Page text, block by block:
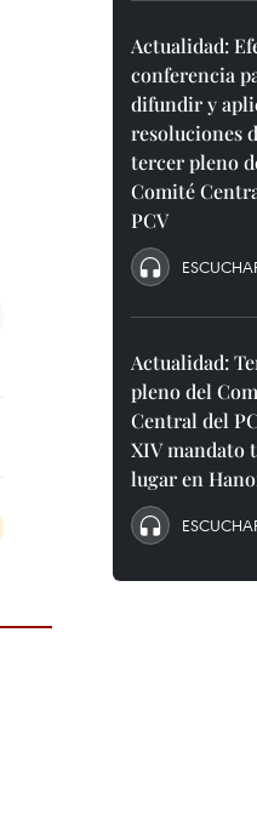
Actualidad:
conferencia
difundir y
resoluciones
tercer pleno
Comité
PCV
Actualidad:
pleno del
Central del
XIV mandato
lugar en